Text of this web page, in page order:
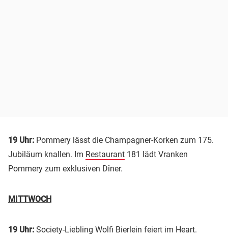
19 Uhr: Pommery lässt die Champagner-Korken zum 175.
Jubiläum knallen. Im Restaurant 181 lädt Vranken
Pommery zum exklusiven Dîner.
MITTWOCH
19 Uhr: Society-Liebling Wolfi Bierlein feiert im Heart.